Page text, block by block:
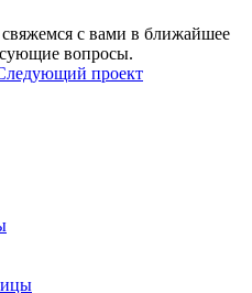
с вами в ближайшее
вопросы.
проект